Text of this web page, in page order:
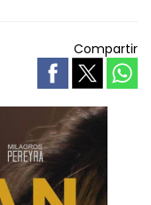
Compartir